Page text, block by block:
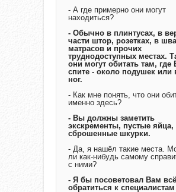
- А где примерно они могут
находиться?
- Обычно в плинтусах, в
части штор, розетках, в
матрасов и прочих
труднодоступных местах.
они могут обитать там, где
спите - около подушек или
ног.
- Как мне понять, что они
именно здесь?
- Вы должны заметить
экскременты, пустые яйца,
сброшенные шкурки.
- Да, я нашёл такие места.
ли как-нибудь самому
с ними?
- Я бы посоветовал Вам
обратиться к